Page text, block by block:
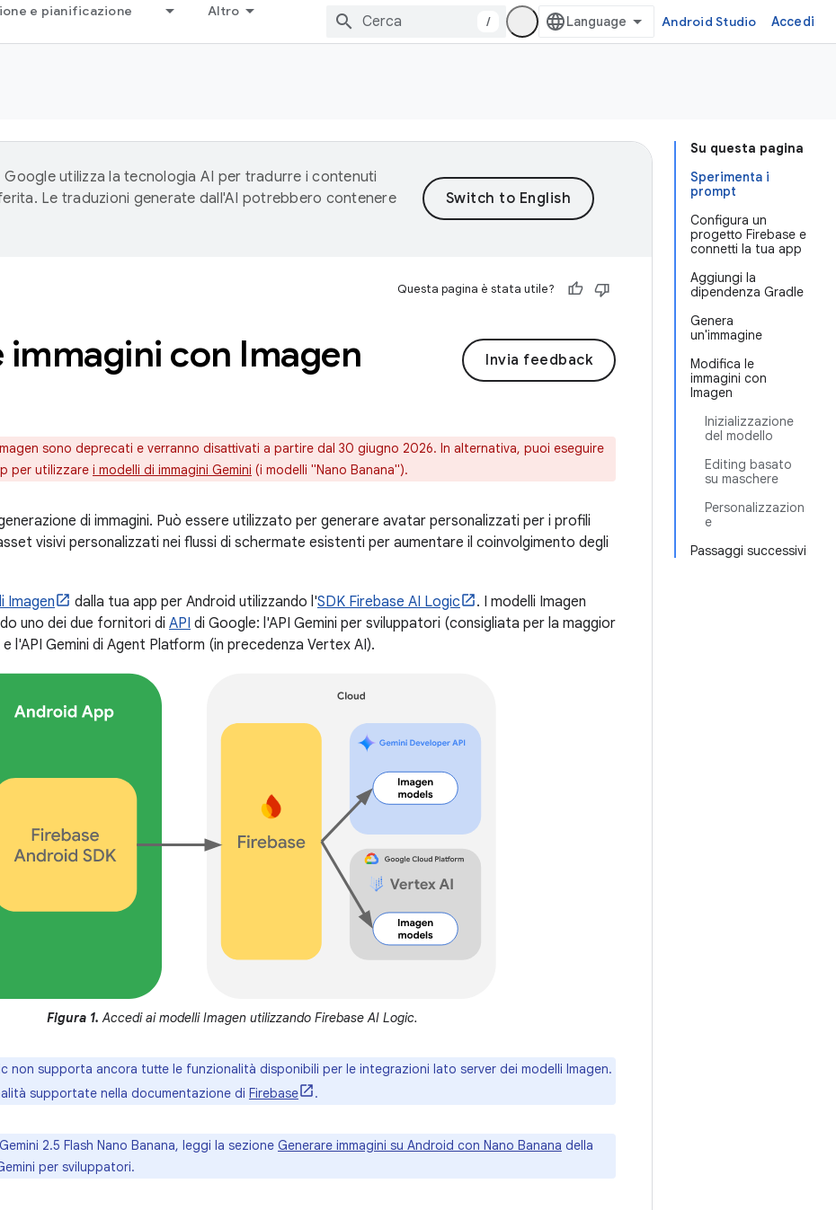
e pianificazione Altro
/ Android Studio Accedi
Su questa pagina
Sperimenta i
prompt
Configura un
progetto Firebase e
connetti la tua app
Aggiungi la
dipendenza Gradle
Genera
un'immagine
Modifica le
immagini con
Imagen
Inizializzazione
del modello
Editing basato
su maschere
Personalizzazion
e
Passaggi successivi
Google utilizza la tecnologia AI per tradurre i contenuti
Le traduzioni generate dall'AI potrebbero contenere
Questa pagina è stata utile?
Invia feedback
immagini con Imagen
sono deprecati e verranno disattivati a partire dal 30 giugno 2026. In alternativa, puoi eseguire
per utilizzare i modelli di immagini Gemini (i modelli "Nano Banana").
di immagini. Può essere utilizzato per generare avatar personalizzati per i profili
visivi personalizzati nei flussi di schermate esistenti per aumentare il coinvolgimento degli
Imagen dalla tua app per Android utilizzando l'SDK Firebase AI Logic
. I modelli Imagen
uno dei due fornitori di API di Google: l'API Gemini per sviluppatori (consigliata per la maggior
l'API Gemini di Agent Platform (in precedenza Vertex AI).
Figura 1. Accedi ai modelli Imagen utilizzando Firebase AI Logic.
non supporta ancora tutte le funzionalità disponibili per le integrazioni lato server dei modelli Imagen.
supportate nella documentazione di Firebase .
2.5 Flash Nano Banana, leggi la sezione Generare immagini su Android con Nano Banana della
per sviluppatori.